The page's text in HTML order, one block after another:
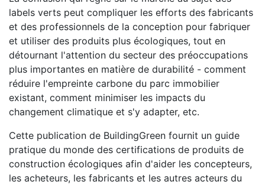
labels verts peut compliquer les efforts des fabricants
et des professionnels de la conception pour fabriquer
et utiliser des produits plus écologiques, tout en
détournant l'attention du secteur des préoccupations
plus importantes en matière de durabilité - comment
réduire l'empreinte carbone du parc immobilier
existant, comment minimiser les impacts du
changement climatique et s'y adapter, etc.
Cette publication de BuildingGreen fournit un guide
pratique du monde des certifications de produits de
construction écologiques afin d'aider les concepteurs,
les acheteurs, les fabricants et les autres acteurs du